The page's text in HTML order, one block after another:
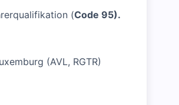
(Code 95).
(AVL, RGTR)